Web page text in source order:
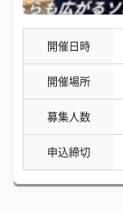
開催日時
開催場所
募集人数
申込締切